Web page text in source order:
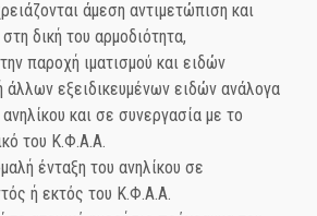
άμεση αντιμετώπιση και
δική του αρμοδιότητα,
παροχή ιματισμού και ειδών
άλλων εξειδικευμένων ειδών ανάλογα
και σε συνεργασία με το
του Κ.Φ.Α.Α.
ένταξη του ανηλίκου σε
ή εκτός του Κ.Φ.Α.Α.